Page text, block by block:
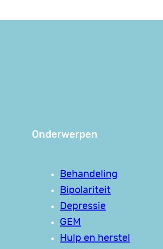
Onderwerpen
Behandeling
Bipolariteit
Depressie
GEM
Hulp en herstel